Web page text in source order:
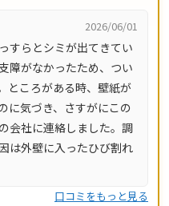
人の直接施工により中間
は10年間の工事保証付
千葉県・茨城県・栃木
対応し、LINE・メールは
ます。
2026/06/01
すらとシミが出てきてい
障がなかったため、つい
ところがある時、壁紙が
に気づき、さすがにこの
会社に連絡しました。調
は外壁に入ったひび割れ
口コミをもっと見る